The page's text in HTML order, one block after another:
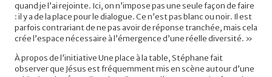
quand je l’ai rejointe. Ici, on n’impose pas une seule façon de faire
: il y a de la place pour le dialogue. Ce n’est pas blanc ou noir. Il est
parfois contrariant de ne pas avoir de réponse tranchée, mais cela
crée l’espace nécessaire à l’émergence d’une réelle diversité. »
À propos de l’initiative Une place à la table, Stéphane fait
observer que Jésus est fréquemment mis en scène autour d’une